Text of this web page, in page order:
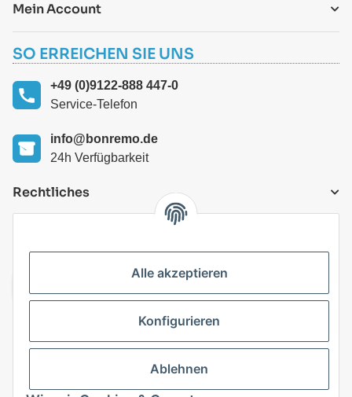
Mein Account
SO ERREICHEN SIE UNS
+49 (0)9122-888 447-0
Service-Telefon
info@bonremo.de
24h Verfügbarkeit
Rechtliches
Vertrag widerrufen
Alle akzeptieren
Konfigurieren
Ablehnen